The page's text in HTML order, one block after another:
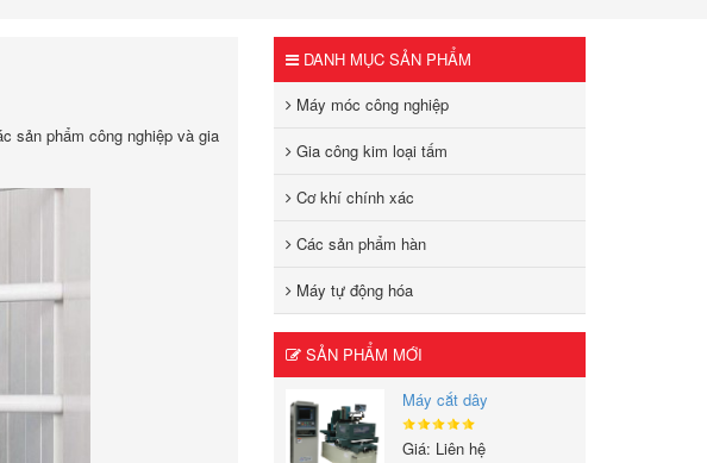
sản phẩm công nghiệp và gia
DANH MỤC SẢN PHẨM
Máy móc công nghiệp
Gia công kim loại tấm
Cơ khí chính xác
Các sản phẩm hàn
Máy tự động hóa
SẢN PHẨM MỚI
Máy cắt dây
Giá: Liên hệ